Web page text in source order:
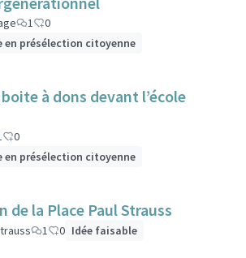
1
0
en présélection citoyenne
à dons devant l’école
0
en présélection citoyenne
de la Place Paul Strauss
1 0 Idée faisable